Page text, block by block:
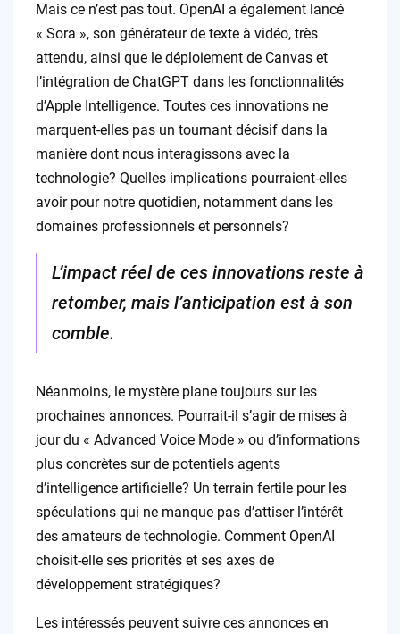
Mais ce n’est pas tout. OpenAI a également lancé
« Sora », son générateur de texte à vidéo, très
attendu, ainsi que le déploiement de Canvas et
l’intégration de ChatGPT dans les fonctionnalités
d’Apple Intelligence. Toutes ces innovations ne
marquent-elles pas un tournant décisif dans la
manière dont nous interagissons avec la
technologie? Quelles implications pourraient-elles
avoir pour notre quotidien, notamment dans les
domaines professionnels et personnels?
L’impact réel de ces innovations reste à
retomber, mais l’anticipation est à son
comble.
Néanmoins, le mystère plane toujours sur les
prochaines annonces. Pourrait-il s’agir de mises à
jour du « Advanced Voice Mode » ou d’informations
plus concrètes sur de potentiels agents
d’intelligence artificielle? Un terrain fertile pour les
spéculations qui ne manque pas d’attiser l’intérêt
des amateurs de technologie. Comment OpenAI
choisit-elle ses priorités et ses axes de
développement stratégiques?
Les intéressés peuvent suivre ces annonces en